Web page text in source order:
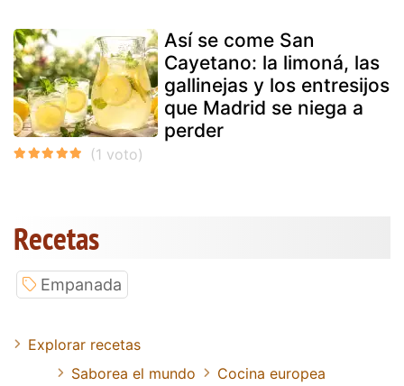
Así se come San
Cayetano: la limoná, las
gallinejas y los entresijos
que Madrid se niega a
perder
Recetas
Empanada
Explorar recetas
Saborea el mundo
Cocina europea